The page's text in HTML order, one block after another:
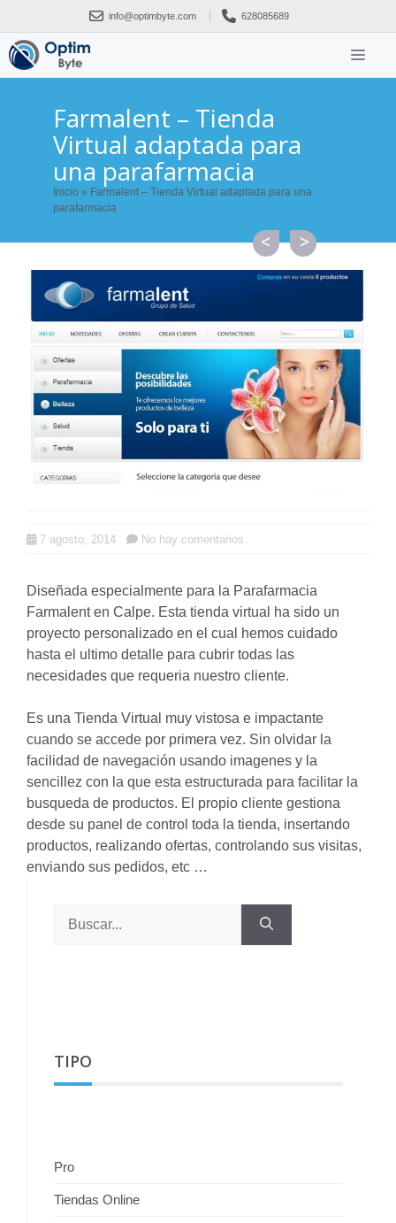
al
contenido
info@optimbyte.com 628085689
Farmalent – Tienda
Virtual adaptada para
una parafarmacia
Inicio » Farmalent – Tienda Virtual adaptada para una
parafarmacia
7 agosto, 2014 No hay comentarios
Diseñada especialmente para la Parafarmacia
Farmalent en Calpe. Esta tienda virtual ha sido un
proyecto personalizado en el cual hemos cuidado
hasta el ultimo detalle para cubrir todas las
necesidades que requeria nuestro cliente.
Es una Tienda Virtual muy vistosa e impactante
cuando se accede por primera vez. Sin olvidar la
facilidad de navegación usando imagenes y la
sencillez con la que esta estructurada para facilitar la
busqueda de productos. El propio cliente gestiona
desde su panel de control toda la tienda, insertando
productos, realizando ofertas, controlando sus visitas,
enviando sus pedidos, etc …
TIPO
Pro
Tiendas Online